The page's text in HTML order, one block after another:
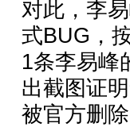
对此，李
式BUG，
1条李易峰
出截图证
被官方删